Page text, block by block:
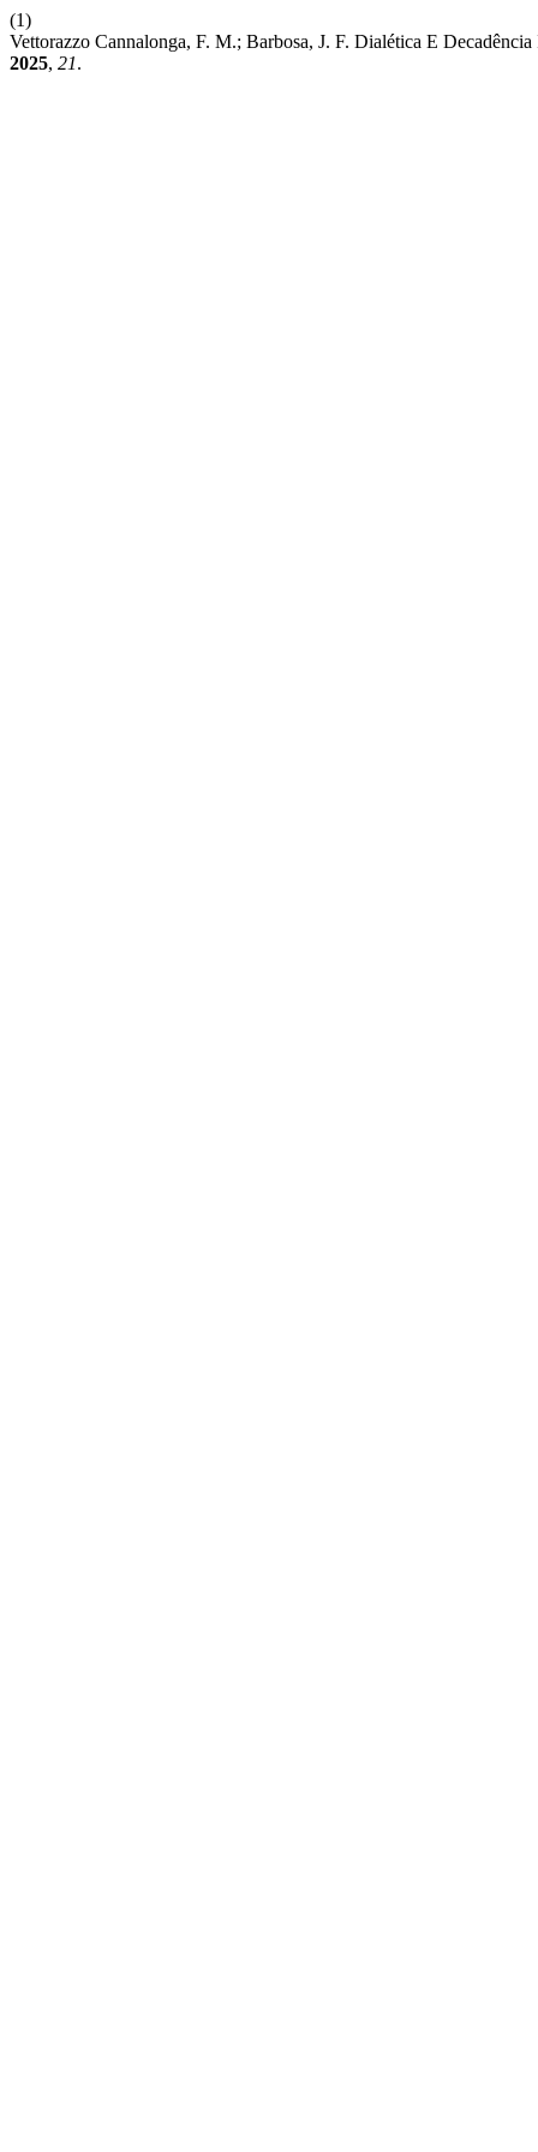
(1)
Vettorazzo Cannalonga, F. M.; Barbosa, J. F. Dialética E
2025, 21.